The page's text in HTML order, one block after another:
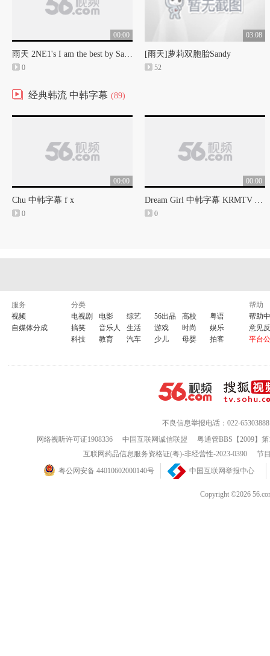
00:00
雨天 2NE1's I am the best by Sandy Mandy
0
03:08
[雨天]萝莉双胞胎Sandy
52
经典韩流 中韩字幕 (89)
00:00
Chu 中韩字幕 f x
0
00:00
Dream Girl 中韩字幕 KRMTV After School
0
服务
视频
自媒体分成
分类
电视剧
电影 综艺 56出品 高校
粤语
搞笑
音乐人 生活 游戏 时尚
娱乐
科技
教育 汽车 少儿 母婴 拍客
帮助
帮助
意见
平台
不良信息举报电话：022-65303888
网络视听许可证1908336
中国互联网诚信联盟
粤通管BBS【2009】
互联网药品信息服务资格证(粤)-非经营性-2023-0390
节
粤公网安备 44010602000140号
中国互联网举报中心
Copyright ©2026